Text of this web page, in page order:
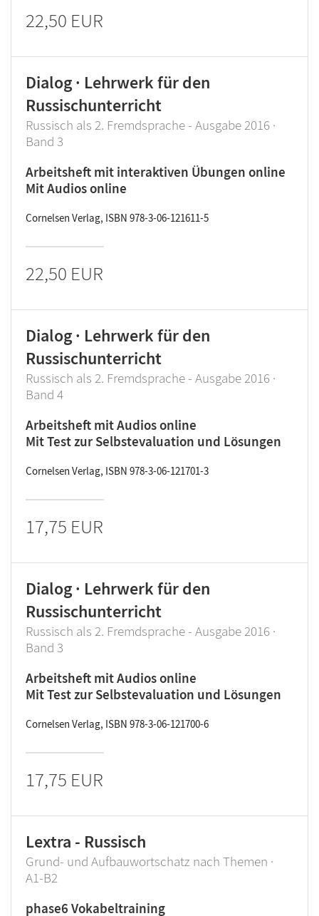
22,50 EUR
Dialog · Lehrwerk für den
Russischunterricht
Russisch als 2. Fremdsprache - Ausgabe 2016 ·
Band 3
Arbeitsheft mit interaktiven Übungen online
Mit Audios online
Cornelsen Verlag, ISBN 978-3-06-121611-5
22,50 EUR
Dialog · Lehrwerk für den
Russischunterricht
Russisch als 2. Fremdsprache - Ausgabe 2016 ·
Band 4
Arbeitsheft mit Audios online
Mit Test zur Selbstevaluation und Lösungen
Cornelsen Verlag, ISBN 978-3-06-121701-3
17,75 EUR
Dialog · Lehrwerk für den
Russischunterricht
Russisch als 2. Fremdsprache - Ausgabe 2016 ·
Band 3
Arbeitsheft mit Audios online
Mit Test zur Selbstevaluation und Lösungen
Cornelsen Verlag, ISBN 978-3-06-121700-6
17,75 EUR
Lextra - Russisch
Grund- und Aufbauwortschatz nach Themen ·
A1-B2
phase6 Vokabeltraining